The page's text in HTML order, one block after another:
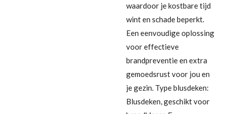
waardoor je kostbare tijd
wint en schade beperkt.
Een eenvoudige oplossing
voor effectieve
brandpreventie en extra
gemoedsrust voor jou en
je gezin. Type blusdeken:
Blusdeken, geschikt voor